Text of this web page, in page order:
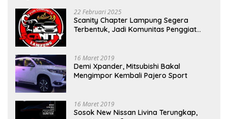
22 Februari 2025
Scanity Chapter Lampung Segera
Terbentuk, Jadi Komunitas Penggiat
16 Maret 2019
Demi Xpander, Mitsubishi Bakal
Mengimpor Kembali Pajero Sport
16 Maret 2019
Sosok New Nissan Livina Terungkap,